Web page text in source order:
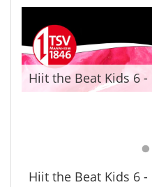
Hiit the Beat Kids 6 -
Hiit the Beat Kids 6 -